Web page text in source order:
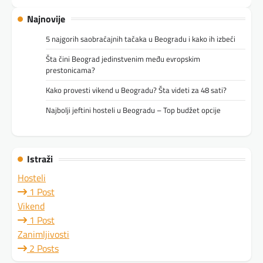
Najnovije
5 najgorih saobraćajnih tačaka u Beogradu i kako ih izbeći
Šta čini Beograd jedinstvenim među evropskim
prestonicama?
Kako provesti vikend u Beogradu? Šta videti za 48 sati?
Najbolji jeftini hosteli u Beogradu – Top budžet opcije
Istraži
Hosteli
1 Post
Vikend
1 Post
Zanimljivosti
2 Posts